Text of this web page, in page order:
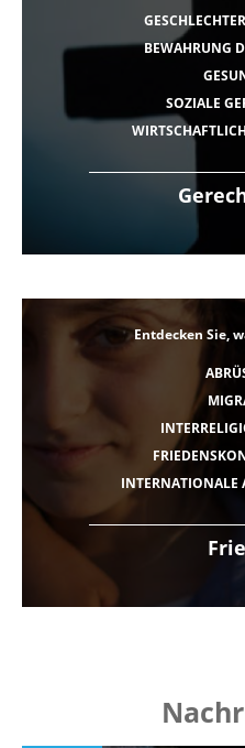
BEWAHRUNG
SOZIALE
Entdecken Sie,
INTERNATIONALE